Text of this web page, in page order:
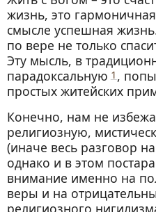
жизнь, это
смысле успешная
по вере не только
Эту мысль, в
парадоксальную 1,
простых житейских
Конечно, нам не
религиозную,
(иначе весь разговор
однако и в этом
внимание именно на
веры и на